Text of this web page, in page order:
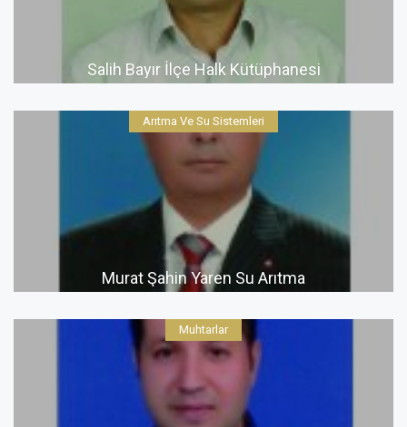
Salih Bayır İlçe Halk Kütüphanesi
Murat Şahin Yaren Su Arıtma
Arıtma Ve Su Sistemleri
Muhtarlar